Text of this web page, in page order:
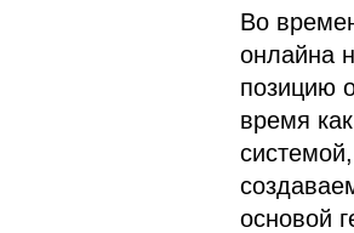
Во
онлайна
позицию
время
основой